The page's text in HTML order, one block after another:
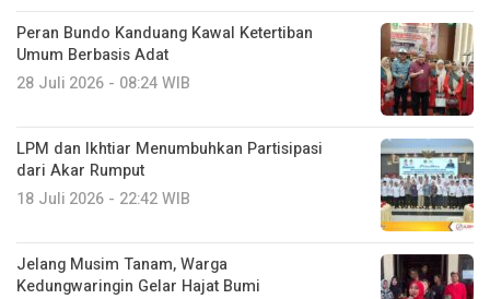
Peran Bundo Kanduang Kawal Ketertiban
Umum Berbasis Adat
28 Juli 2026 - 08:24 WIB
LPM dan Ikhtiar Menumbuhkan Partisipasi
dari Akar Rumput
18 Juli 2026 - 22:42 WIB
Jelang Musim Tanam, Warga
Kedungwaringin Gelar Hajat Bumi